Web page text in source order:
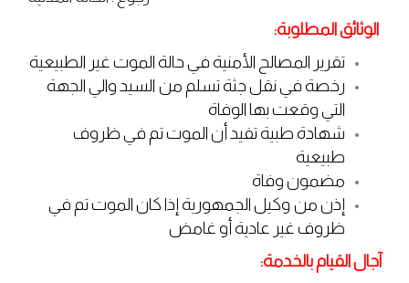
الوثائق المطلوبة:
تقرير المصالح الأمنية في حالة الموت غير الطبيعية
رخصة في نقل جثة تسلم من السيد والي الجهة
التي وقعت بها الوفاة
شهادة طبية تفيد أن الموت تم في ظروف
طبيعية
مضمون وفاة
إذن من وكيل الجمهورية إذا كان الموت تم في
ظروف غير عادية أو غامض
آجال القيام بالخدمة: